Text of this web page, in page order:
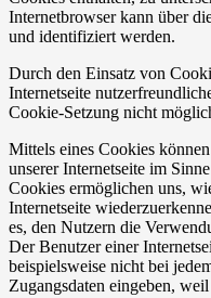
Internetbrowser kann über
und identifiziert werden.
Durch den Einsatz von
Internetseite
Cookie-Setzung nicht
Mittels eines Cookies
unserer Internetseite im
Cookies ermöglichen uns,
Internetseite
es, den Nutzern die
Der Benutzer einer
beispielsweise nicht bei
Zugangsdaten eingeben,